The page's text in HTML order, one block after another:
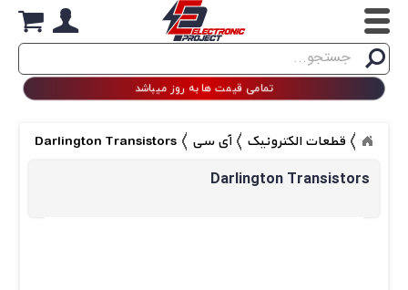
Search
جستجو
تمامی قیمت ها به روز میباشد
قطعات الکترونیک آی سی Darlington Transistors
Darlington Transistors